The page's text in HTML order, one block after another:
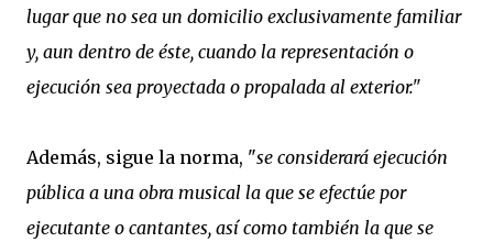
lugar que no sea un domicilio exclusivamente familiar
y, aun dentro de éste, cuando la representación o
ejecución sea proyectada o propalada al exterior."
Además, sigue la norma, "se considerará ejecución
pública a una obra musical la que se efectúe por
ejecutante o cantantes, así como también la que se